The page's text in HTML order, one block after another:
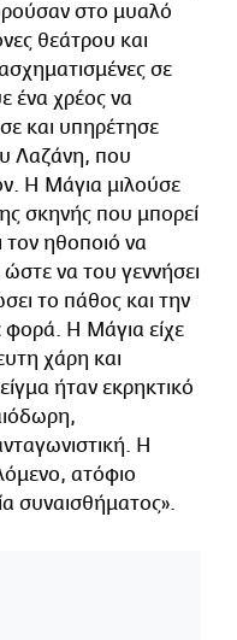
στο μυαλό
θεάτρου και
σε
ένα χρέος να
και υπηρέτησε
Λαζάνη, που
Η Μάγια μιλούσε
σκηνής που μπορεί
τον ηθοποιό να
να του γεννήσει
το πάθος και την
φορά. Η Μάγια είχε
χάρη και
ήταν εκρηκτικό
Η
ατόφιο
συναισθήματος».